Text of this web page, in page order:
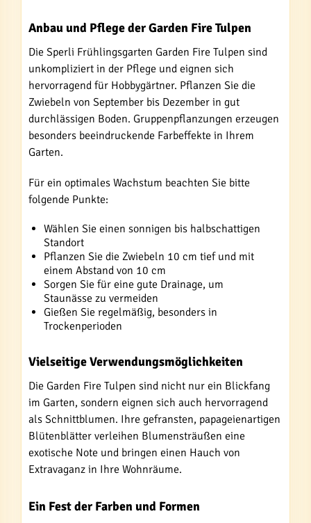
Anbau und Pflege der Garden Fire Tulpen
Die Sperli Frühlingsgarten Garden Fire Tulpen sind
unkompliziert in der Pflege und eignen sich
hervorragend für Hobbygärtner. Pflanzen Sie die
Zwiebeln von September bis Dezember in gut
durchlässigen Boden. Gruppenpflanzungen erzeugen
besonders beeindruckende Farbeffekte in Ihrem
Garten.
Für ein optimales Wachstum beachten Sie bitte
folgende Punkte:
Wählen Sie einen sonnigen bis halbschattigen
Standort
Pflanzen Sie die Zwiebeln 10 cm tief und mit
einem Abstand von 10 cm
Sorgen Sie für eine gute Drainage, um
Staunässe zu vermeiden
Gießen Sie regelmäßig, besonders in
Trockenperioden
Vielseitige Verwendungsmöglichkeiten
Die Garden Fire Tulpen sind nicht nur ein Blickfang
im Garten, sondern eignen sich auch hervorragend
als Schnittblumen. Ihre gefransten, papageienartigen
Blütenblätter verleihen Blumensträußen eine
exotische Note und bringen einen Hauch von
Extravaganz in Ihre Wohnräume.
Ein Fest der Farben und Formen